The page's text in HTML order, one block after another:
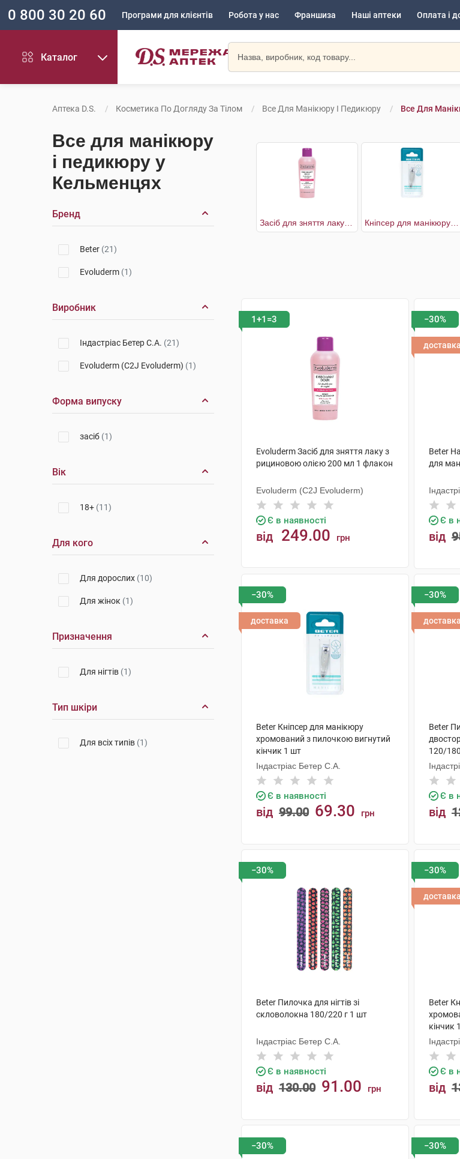
0 800 30 20 60 Програми для клієнтів Робота у нас Франшиза Наші аптеки Оплата і
Каталог
Аптека D.S. Косметика По Догляду За Тілом Все Для Манікюру І Педикюру Все Для
Все для манікюру
і педикюру у
Кельменцях
Бренд
Beter (21)
Evoluderm (1)
Виробник
Індастріас Бетер С.А. (21)
Evoluderm (C2J Evoluderm) (1)
Форма випуску
засіб (1)
Вік
18+ (11)
Для кого
Для дорослих (10)
Для жінок (1)
Призначення
Для нігтів (1)
Тип шкіри
Для всіх типів (1)
1+1=3
Evoluderm Засіб для зняття лаку з
рициновою олією 200 мл 1 флакон
Evoluderm (C2J Evoluderm)
Є в наявності
від 249.00 грн
−30%
доставка
Beter
для
Є в
від
−30%
доставка
Beter Кніпсер для манікюру
хромований з пилочкою вигнутий
кінчик 1 шт
Індастріас Бетер С.А.
Є в наявності
від 99.00 69.30 грн
−30%
доставка
Beter
120/
Є в
від
−30%
Beter Пилочка для нігтів зі
скловолокна 180/220 г 1 шт
Індастріас Бетер С.А.
Є в наявності
від 130.00 91.00 грн
−30%
доставка
Beter
кінчик
Є в
від
−30% −30%